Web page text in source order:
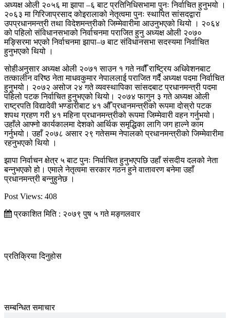
अध्यक्ष ओली २०५६ मा झापा –६ बाट प्रतिनिधिसभामा पुनः निर्वाचित हुनुभयो ।
२०६३ मा गिरिजाप्रसाद कोइरालाको नेतृत्वमा पुनः स्थापित सांसदद्वारा
उपप्रधानमन्त्री तथा विदेशमन्त्रीको जिम्मेवारीमा आउनुभएको थियो । २०६४
को पहिलो संविधानसभाको निर्वाचनमा पराजित हुनु अध्यक्ष ओली २०७०
मङ्सिरमा भएको निर्वाचनमा झापा–७ बाट संविधानसभा सदस्यमा निर्वाचित
हुनुभएको थियो ।
सोहीअनुसार अध्यक्ष ओली २०७१ साउन १ गते नवौँ राष्ट्रिय अधिवेशनबाट
तत्कालीन वरिष्ठ नेता माधवकुमार नेपाललाई पराजित गर्दै अध्यक्ष पदमा निर्वाचित
हुनुभयो। २०७२ असोज २४ गते व्यवस्थापिका सांसदबाट प्रधानमन्त्री पदमा
पहिलो पटक निर्वाचित हुनुभएको थियो। २०७४ फागुन ३ गते अध्यक्ष ओली
राष्ट्रपति विद्यादेवी भण्डारीबाट ४१ औँ प्रधानमन्त्रीको रूपमा दोस्रो पटक
शपथ ग्रहण गरी ४१ महिना प्रधानमन्त्रीको रूपमा जिम्मेवारी वहन गर्नुभयो।
उहाँले आफ्नो कार्यकालमा देशको आर्थिक समृद्धिका लागि जग हाल्ने काम
गर्नुभयो। उहाँ २०७८ असार २९ गतेसम्म नेपालको प्रधानमन्त्रीको जिम्मेवारीमा
रहनुभएको थियो ।
झापा निर्वाचन क्षेत्र ५ बाट पुनः निर्वाचित हुनुभएपछि उहाँ संसदीय दलको नेता
बन्नुभएको हो। एमाले नेतृत्वमा सरकार गठन हुने वातावरण बनेमा उहाँ
प्रधानमन्त्री बन्नुहुनेछ ।
Post Views: 408
प्रकाशित मिति : २०७९ पुष ५ गते मङ्गलवार
प्रतिक्रिया दिनुहोस
सम्बन्धित समाचार